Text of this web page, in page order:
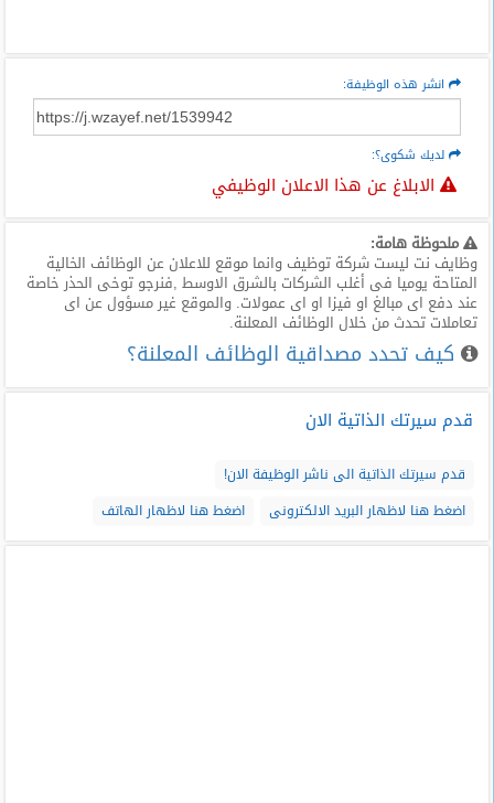
انشر هذه الوظيفة:
لديك شكوى؟:
الابلاغ عن هذا الاعلان الوظيفي
ملحوظة هامة:
وظايف نت ليست شركة توظيف وانما موقع للاعلان عن الوظائف الخالية
المتاحة يوميا فى أغلب الشركات بالشرق الاوسط ,فنرجو توخى الحذر خاصة
عند دفع اى مبالغ او فيزا او اى عمولات. والموقع غير مسؤول عن اى
تعاملات تحدث من خلال الوظائف المعلنة.
كيف تحدد مصداقية الوظائف المعلنة؟
قدم سيرتك الذاتية الان
قدم سيرتك الذاتية الى ناشر الوظيفة الان!
اضغط هنا لاظهار البريد الالكترونى
اضغط هنا لاظهار الهاتف